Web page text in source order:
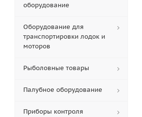
оборудование
Оборудование для
транспортировки лодок и
моторов
Рыболовные товары
Палубное оборудование
Приборы контроля